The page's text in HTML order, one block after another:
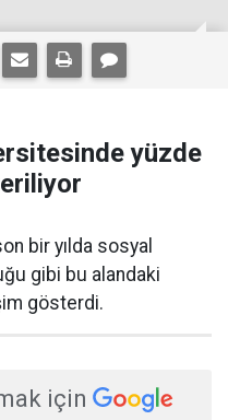
yüzde
bir yılda sosyal
gibi bu alandaki
gösterdi.
için